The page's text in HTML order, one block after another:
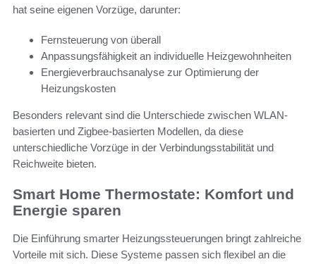
hat seine eigenen Vorzüge, darunter:
Fernsteuerung von überall
Anpassungsfähigkeit an individuelle Heizgewohnheiten
Energieverbrauchsanalyse zur Optimierung der
Heizungskosten
Besonders relevant sind die Unterschiede zwischen WLAN-
basierten und Zigbee-basierten Modellen, da diese
unterschiedliche Vorzüge in der Verbindungsstabilität und
Reichweite bieten.
Smart Home Thermostate: Komfort und
Energie sparen
Die Einführung smarter Heizungssteuerungen bringt zahlreiche
Vorteile mit sich. Diese Systeme passen sich flexibel an die